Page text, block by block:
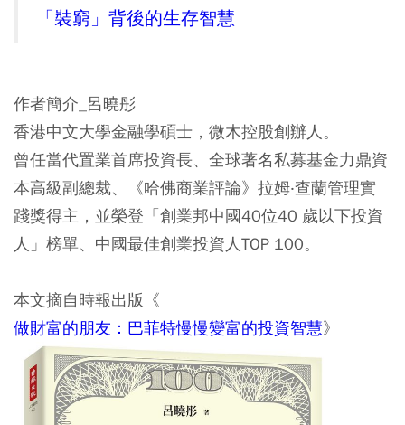
「裝窮」背後的生存智慧
作者簡介_呂曉彤
香港中文大學金融學碩士，微木控股創辦人。
曾任當代置業首席投資長、全球著名私募基金力鼎資
本高級副總裁、《哈佛商業評論》拉姆‧查蘭管理實
踐獎得主，並榮登「創業邦中國40位40 歲以下投資
人」榜單、中國最佳創業投資人TOP 100。
本文摘自時報出版《
做財富的朋友：巴菲特慢慢變富的投資智慧》